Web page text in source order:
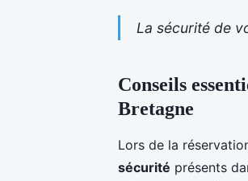
La sécurité de
Conseils
Bretagne
Lors de la
sécurité présents